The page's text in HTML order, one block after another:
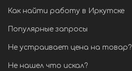
Как найти работу в Иркутске
Популярные запросы
Не устраивает цена на товар?
Не нашел что искал?